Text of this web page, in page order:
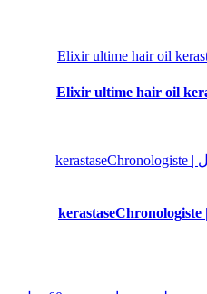
شامپو خاویارکراستاس 250 میل | kerastaseChronologiste